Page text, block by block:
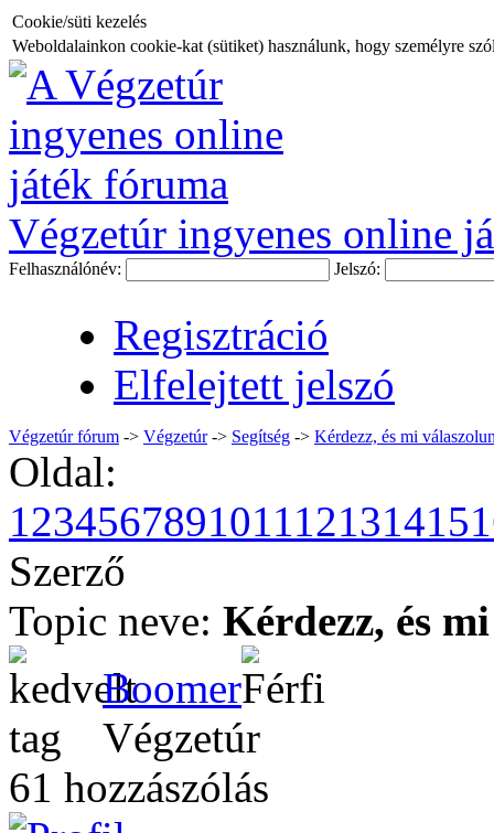
Cookie/süti kezelés
Weboldalainkon cookie-kat (sütiket) használunk, hogy személyre
Végzetúr ingyenes online
Felhasználónév: Jelszó:
Regisztráció
Elfelejtett jelszó
Végzetúr fórum -> Végzetúr-> Segítség -> Kérdezz, és mi
Oldal:
123456789101112131415
Szerző
Topic neve: Kérdezz, és
Boomer
Végzetúr
61 hozzászólás